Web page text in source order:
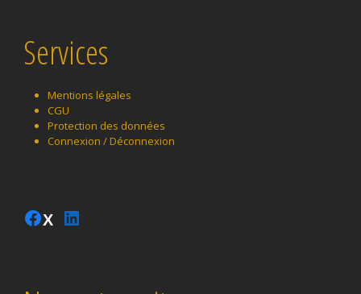
Services
Mentions légales
CGU
Protection des données
Connexion / Déconnexion
Facebook Twitter LinkedIn